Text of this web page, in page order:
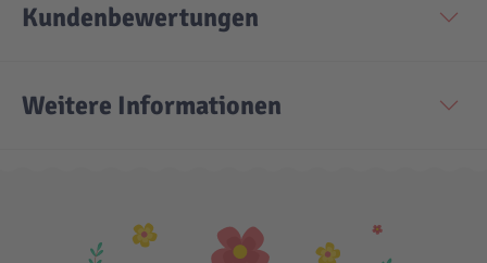
Kundenbewertungen
Weitere Informationen